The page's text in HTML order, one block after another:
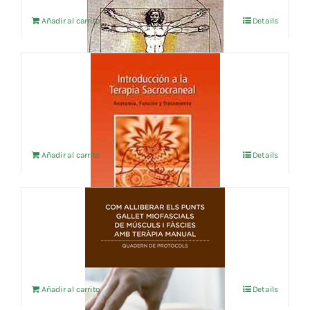
Añadir al carrito Details
INTRODUCCION A LA TERAPIA
SACROCRANEAL
IVA no incluído
Añadir al carrito Details
COM ALLIBERAR ELS PUNTS GALLET
IVA no incluído
Añadir al carrito Details